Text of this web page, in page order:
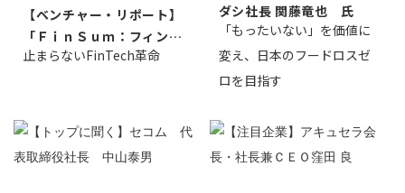
【ベンチャー・リポート】
「ＦｉｎＳｕｍ：フィンテ
ック・サミッ...
止まらないFinTech革命
ダシ社長 関藤竜也 氏
「もったいない」を価値に
変え、日本のフードロスゼ
ロを目指す